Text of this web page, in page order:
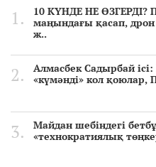
10 КҮНДЕ НЕ ӨЗГЕРДІ?
маңындағы қасап,
ж..
Алмасбек Садырбай
«күмәнді» кол қоюлар,
Майдан шебіндегі
«технократиялық